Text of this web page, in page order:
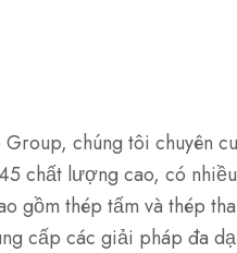
chúng tôi chuyên
chất lượng cao, có
gồm thép tấm và thép
cấp các giải pháp đa